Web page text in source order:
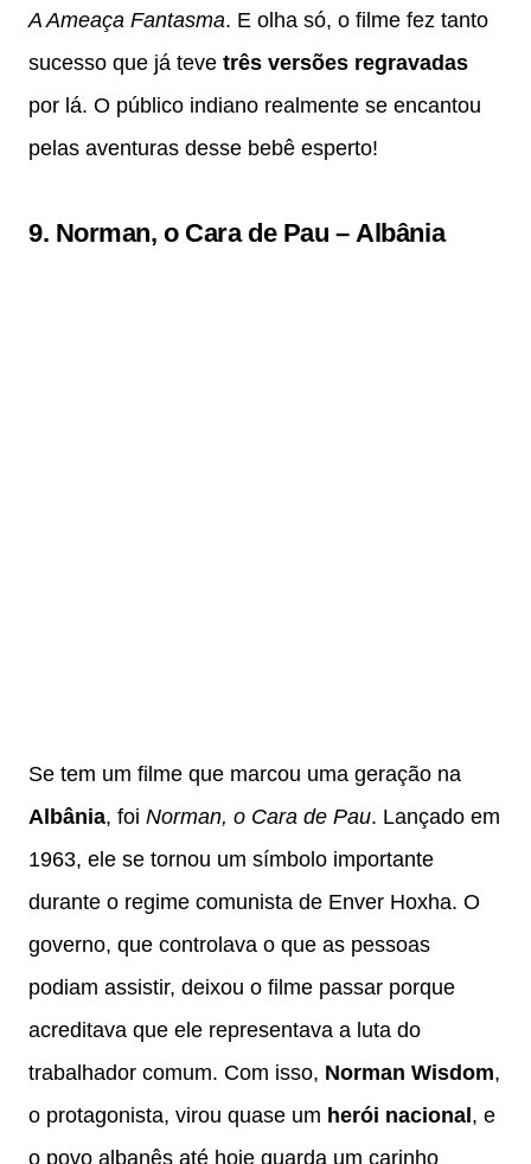
A Ameaça Fantasma. E olha só, o filme fez tanto
sucesso que já teve três versões regravadas
por lá. O público indiano realmente se encantou
pelas aventuras desse bebê esperto!
9. Norman, o Cara de Pau –Albânia
Se tem um filme que marcou uma geração na
Albânia, foi Norman, o Cara de Pau. Lançado em
1963, ele se tornou um símbolo importante
durante o regime comunista de Enver Hoxha. O
governo, que controlava o que as pessoas
podiam assistir, deixou o filme passar porque
acreditava que ele representava a luta do
trabalhador comum. Com isso, Norman Wisdom,
o protagonista, virou quase um herói nacional , e
o povo albanês até hoje guarda um carinho